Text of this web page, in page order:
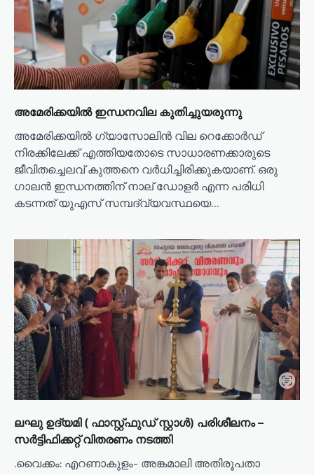
അമേരിക്കയിൽ ഇന്ധനവില കുതിച്ചുയരുന്നു
അമേരിക്കയിൽ ഗ്യാസോലിൻ വില റെക്കോർഡ്
നിരക്കിലേക്ക് എത്തിയതോടെ സാധാരണക്കാരുടെ
ജീവിതച്ചെലവ് കുത്തനെ വർധിച്ചിരിക്കുകയാണ്. ഒരു
ഗാലൻ ഇന്ധനത്തിന് നാല് ഡോളർ എന്ന പരിധി
കടന്നത് യുഎസ് സമ്പദ്‌വ്യവസ്ഥയെ…
ലഘു ഉദ്യമി ( ഫാസ്റ്റ്ഫുഡ് സ്റ്റാൾ) പരിശീലനം –
സർട്ടിഫിക്കറ്റ് വിതരണം നടത്തി
.വൈക്കം: എറണാകുളം- അങ്കമാലി അതിരൂപതാ